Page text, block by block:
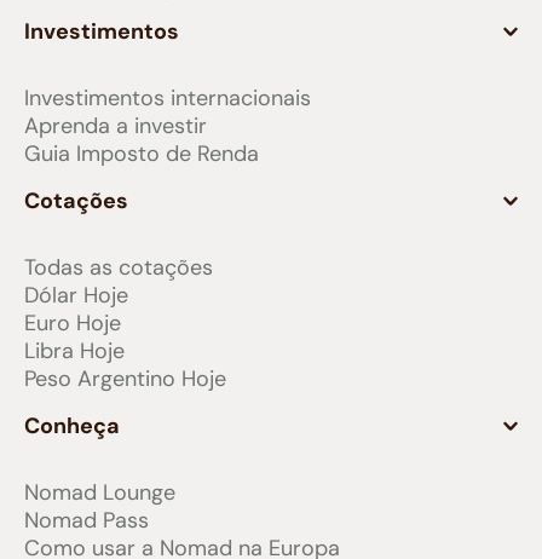
Investimentos
Investimentos internacionais
Aprenda a investir
Guia Imposto de Renda
Cotações
Todas as cotações
Dólar Hoje
Euro Hoje
Libra Hoje
Peso Argentino Hoje
Conheça
Nomad Lounge
Nomad Pass
Como usar a Nomad na Europa